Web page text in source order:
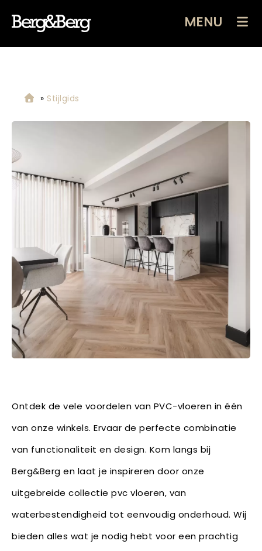
MENU
» Stijlgids
Ontdek de vele voordelen van PVC-vloeren in één
van onze winkels. Ervaar de perfecte combinatie
van functionaliteit en design. Kom langs bij
Berg&Berg en laat je inspireren door onze
uitgebreide collectie pvc vloeren, van
waterbestendigheid tot eenvoudig onderhoud. Wij
bieden alles wat je nodig hebt voor een prachtig